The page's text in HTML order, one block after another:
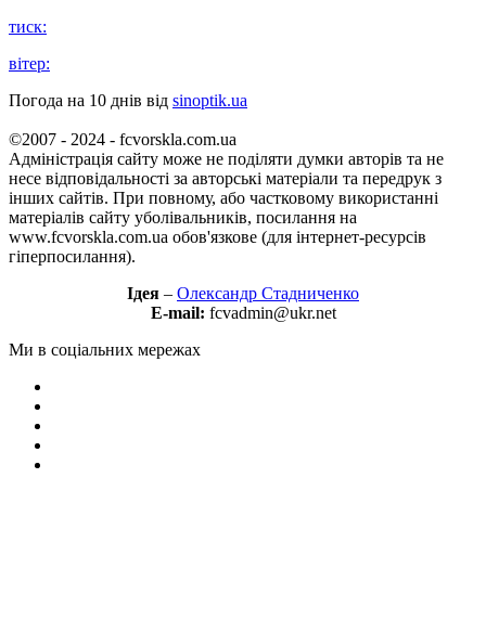
тиск:
вітер:
Погода на 10 днів від sinoptik.ua
©2007 - 2024 - fcvorskla.com.ua
Адміністрація сайту може не поділяти думки авторів та не
несе відповідальності за авторські матеріали та передрук з
інших сайтів. При повному, або частковому використанні
матеріалів сайту уболівальників, посилання на
www.fcvorskla.com.ua обов'язкове (для інтернет-ресурсів
гіперпосилання).
Ідея – Олександр Стадниченко
E-mail: fcvadmin@ukr.net
Ми в соціальних мережах